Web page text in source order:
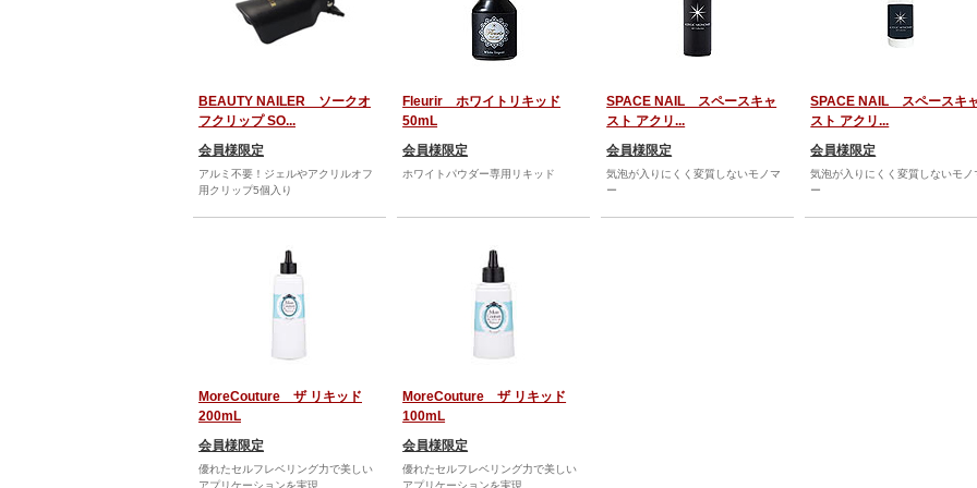
BEAUTY NAILER ソークオ
フクリップ SO...
会員様限定
アルミ不要！ジェルやアクリルオフ
用クリップ5個入り
Fleurir ホワイトリキッド
50mL
会員様限定
ホワイトパウダー専用リキッド
SPACE NAIL スペースキャ
スト アクリ...
会員様限定
気泡が入りにくく変質しないモノマ
ー
SPACE NAIL スペースキ
スト アクリ...
会員様限定
気泡が入りにくく変質しないモノ
ー
MoreCouture ザ リキッド
200mL
会員様限定
優れたセルフレベリング力で美しい
アプリケーションを実現...
MoreCouture ザ リキッド
100mL
会員様限定
優れたセルフレベリング力で美しい
アプリケーションを実現...